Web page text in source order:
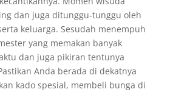
dan juga ditunggu-tunggu oleh
keluarga. Sesudah menempuh
yang memakan banyak
dan juga pikiran tentunya
Anda berada di dekatnya
kado spesial, membeli bunga di